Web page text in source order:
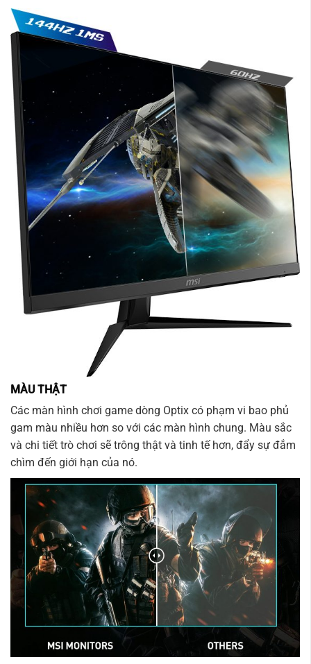
MÀU THẬT
Các màn hình chơi game dòng Optix có phạm vi bao phủ
gam màu nhiều hơn so với các màn hình chung. Màu sắc
và chi tiết trò chơi sẽ trông thật và tinh tế hơn, đẩy sự đắm
chìm đến giới hạn của nó.